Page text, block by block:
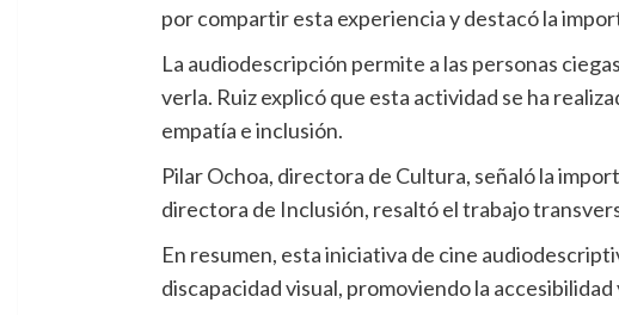
por compartir esta experiencia y destacó la
La audiodescripción permite a las personas
verla. Ruiz explicó que esta actividad se ha
empatía e inclusión.
Pilar Ochoa, directora de Cultura, señaló la
directora de Inclusión, resaltó el trabajo
En resumen, esta iniciativa de cine
discapacidad visual, promoviendo la